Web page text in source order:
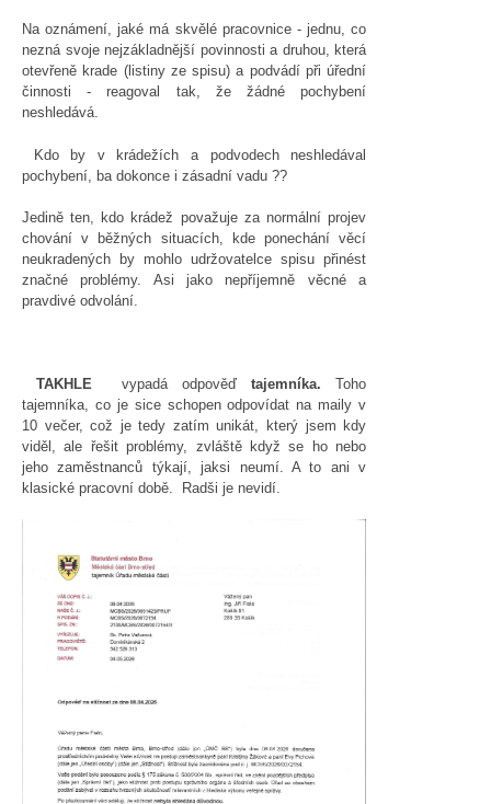
Na oznámení, jaké má skvělé pracovnice - jednu, co
nezná svoje nejzákladnější povinnosti a druhou, která
otevřeně krade (listiny ze spisu) a podvádí při úřední
činnosti - reagoval tak, že žádné pochybení
neshledává.
Kdo by v krádežích a podvodech neshledával
pochybení, ba dokonce i zásadní vadu ??
Jedině ten, kdo krádež považuje za normální projev
chování v běžných situacích, kde ponechání věcí
neukradených by mohlo udržovatelce spisu přinést
značné problémy. Asi jako nepříjemně věcné a
pravdivé odvolání.
TAKHLE vypadá odpověďtajemníka. Toho
tajemníka, co je sice schopen odpovídat na maily v
10 večer, což je tedy zatím unikát, který jsem kdy
viděl, ale řešit problémy, zvláště když se ho nebo
jeho zaměstnanců týkají, jaksi neumí. A to ani v
klasické pracovní době. Radši je nevidí.